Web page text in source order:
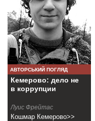
АВТОРСЬКИЙ ПОГЛЯД
Кемерово: дело не
в коррупции
Луис Фрейтас
Кошмар Кемерово>>